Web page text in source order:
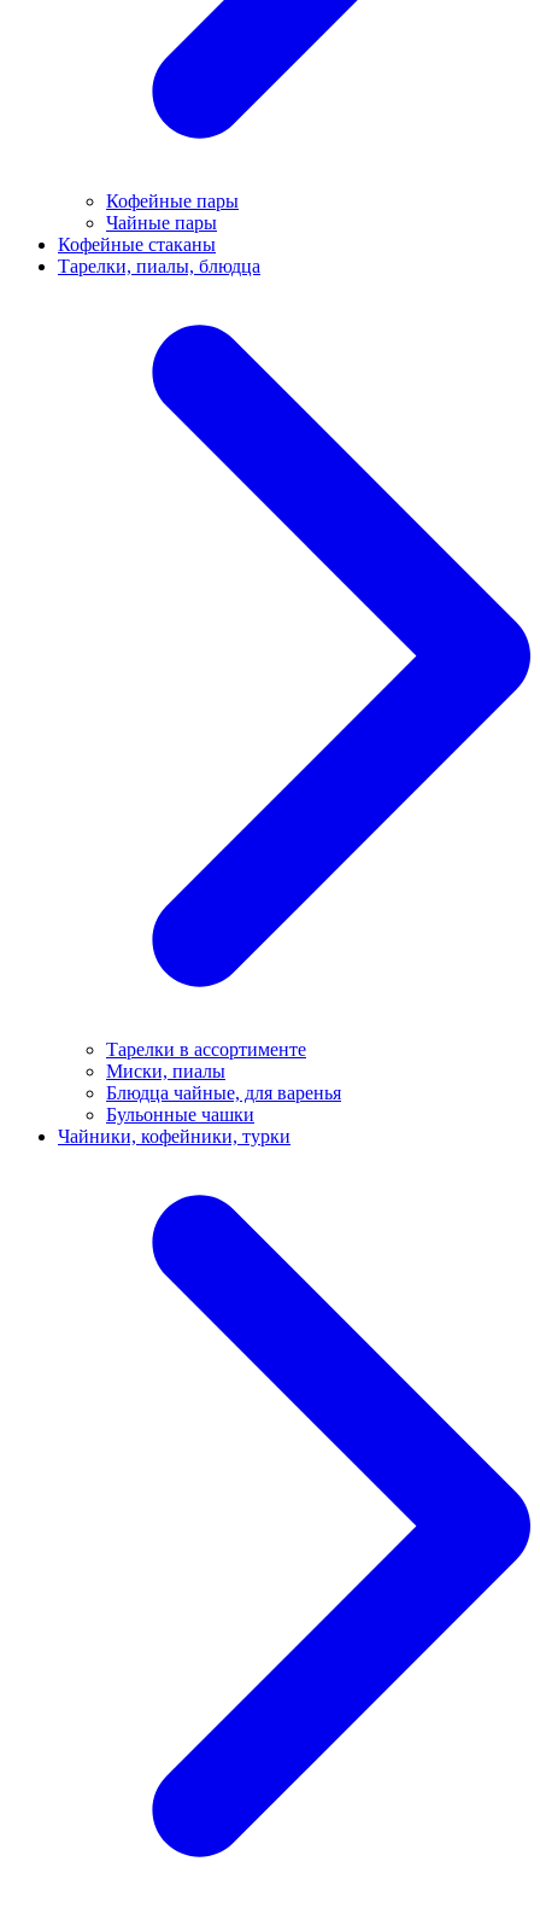
Кофейные пары
Чайные пары
Кофейные стаканы
Тарелки, пиалы, блюдца
Тарелки в ассортименте
Миски, пиалы
Блюдца чайные, для варенья
Бульонные чашки
Чайники, кофейники, турки